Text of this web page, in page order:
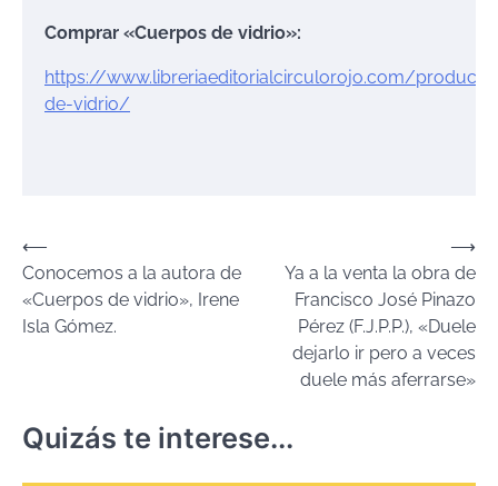
Comprar «Cuerpos de vidrio»:
https://www.libreriaeditorialcirculorojo.com/
de-vidrio/
Navegación
de
entradas
⟵
Conocemos a la autora de
«Cuerpos de vidrio», Irene
Isla Gómez.
Ya a la venta la obra de
Francisco José Pinazo
Pérez (F.J.P.P.), «Duele
dejarlo ir pero a veces
duele más aferrarse»
⟶
Quizás te interese...